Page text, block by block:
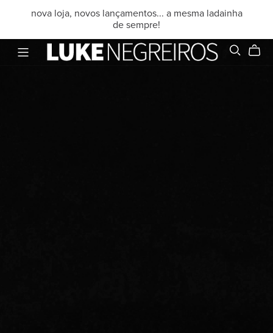
nova loja, novos lançamentos... a mesma ladainha
de sempre!